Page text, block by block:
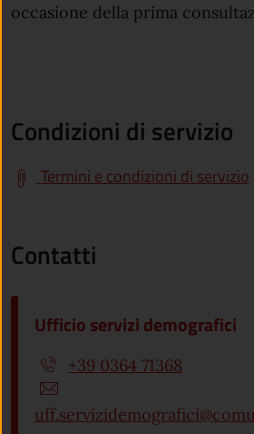
occasione della prima
Condizioni di servizio
Termini e condizioni di servizio
Contatti
Ufficio servizi demografici
+39 0364 71368